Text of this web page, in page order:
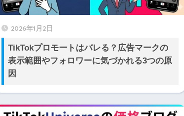
2026年1月2日
TikTokプロモートはバレる？広告マークの
表示範囲やフォロワーに気づかれる3つの原
因